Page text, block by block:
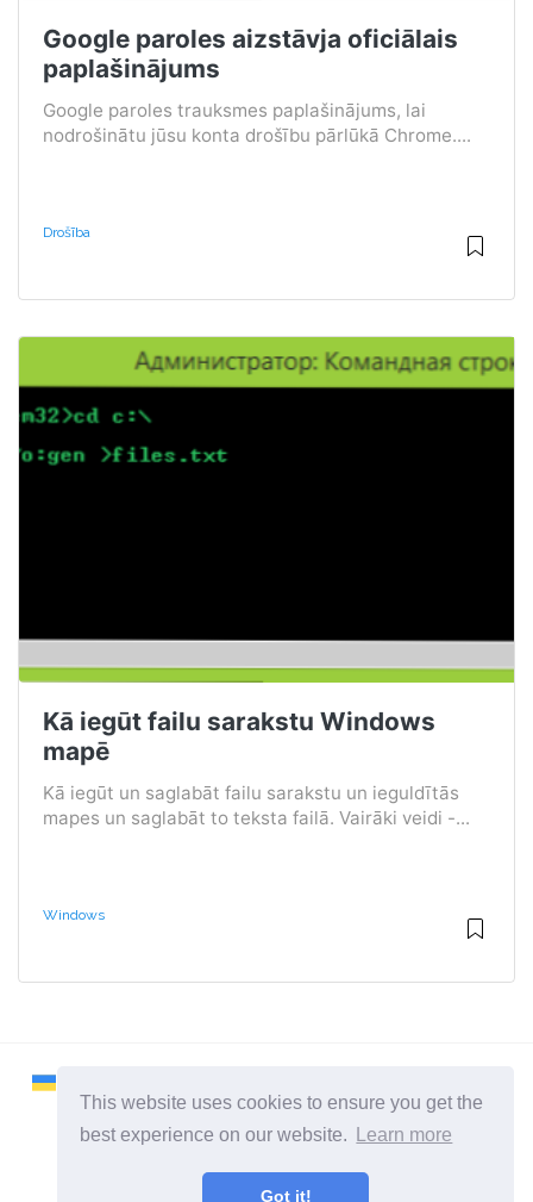
This website uses cookies to ensure you get the
best experience on our website.
Learn more
Got it!
Google paroles aizstāvja oficiālais
paplašinājums
Google paroles trauksmes paplašinājums, lai
nodrošinātu jūsu konta drošību pārlūkā Chrome....
Drošība
Kā iegūt failu sarakstu Windows
mapē
Kā iegūt un saglabāt failu sarakstu un ieguldītās
mapes un saglabāt to teksta failā. Vairāki veidi -...
Windows
2026 ©Remontcompa